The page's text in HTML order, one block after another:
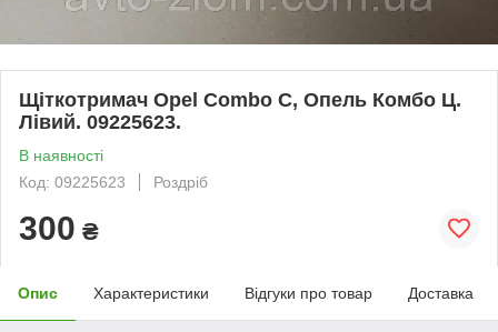
Щіткотримач Opel Combo C, Опель Комбо Ц.
Лівий. 09225623.
В наявності
Код: 09225623
Роздріб
300 ₴
Опис Характеристики Відгуки про товар Доставка